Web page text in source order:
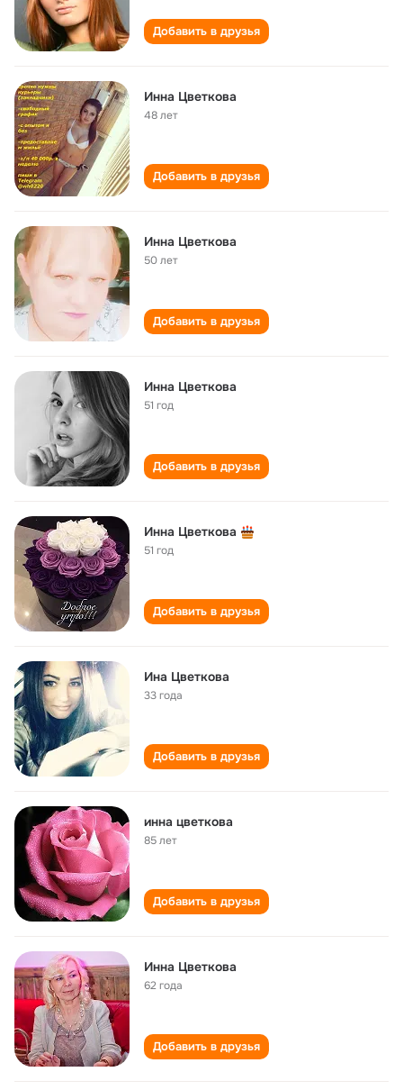
Добавить в друзья
Инна Цветкова
48 лет
Добавить в друзья
Инна Цветкова
50 лет
Добавить в друзья
Инна Цветкова
51 год
Добавить в друзья
Инна Цветкова
51 год
Добавить в друзья
Ина Цветкова
33 года
Добавить в друзья
инна цветкова
85 лет
Добавить в друзья
Инна Цветкова
62 года
Добавить в друзья